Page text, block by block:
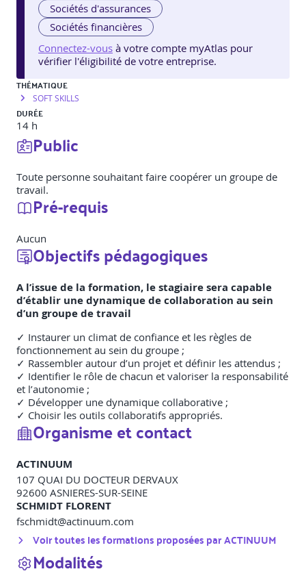
Sociétés d'assurances
Sociétés financières
Connectez-vous à votre compte myAtlas pour
vérifier l'éligibilité de votre entreprise.
THÉMATIQUE
SOFT SKILLS
DURÉE
14 h
Public
Toute personne souhaitant faire coopérer un groupe de
travail.
Pré-requis
Aucun
Objectifs pédagogiques
A l’issue de la formation, le stagiaire sera capable
d’établir une dynamique de collaboration au sein
d’un groupe de travail
✓ Instaurer un climat de confiance et les règles de
fonctionnement au sein du groupe ;
✓ Rassembler autour d’un projet et définir les attendus ;
✓ Identifier le rôle de chacun et valoriser la responsabilité
et l’autonomie ;
✓ Développer une dynamique collaborative ;
✓ Choisir les outils collaboratifs appropriés.
Organisme et contact
ACTINUUM
107 QUAI DU DOCTEUR DERVAUX
92600 ASNIERES-SUR-SEINE
SCHMIDT FLORENT
fschmidt@actinuum.com
Voir toutes les formations proposées parACTINUUM
Modalités